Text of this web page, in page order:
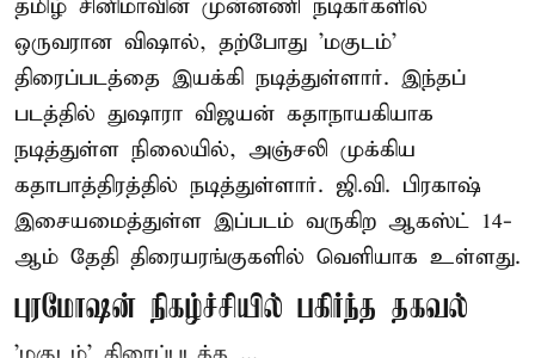
தமிழ் சினிமாவின் முன்னணி நடிகர்களில்
ஒருவரான விஷால், தற்போது 'மகுடம்'
திரைப்படத்தை இயக்கி நடித்துள்ளார். இந்தப்
படத்தில் துஷாரா விஜயன் கதாநாயகியாக
நடித்துள்ள நிலையில், அஞ்சலி முக்கிய
கதாபாத்திரத்தில் நடித்துள்ளார். ஜி.வி. பிரகாஷ்
இசையமைத்துள்ள இப்படம் வருகிற ஆகஸ்ட் 14-
ஆம் தேதி திரையரங்குகளில் வெளியாக உள்ளது.
புரமோஷன் நிகழ்ச்சியில் பகிர்ந்த தகவல்